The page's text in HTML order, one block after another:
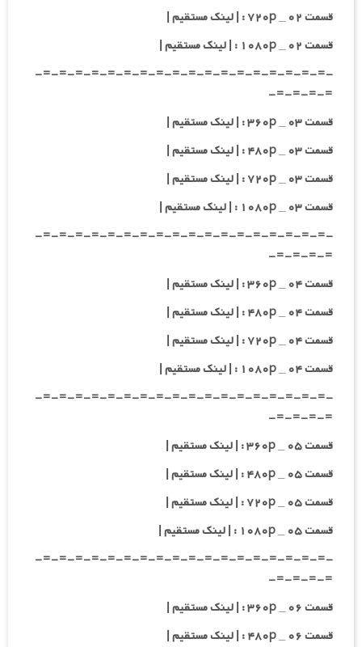
قسمت ۰۲ _ ۷۲۰p : | لینک مستقیم |
قسمت ۰۲ _ ۱۰۸۰p : | لینک مستقیم |
-=-=-=-=-=-=-=-=-=-=-=-=-=-=-=-=-=-=-
=-=-=-=-
قسمت ۰۳ _ ۳۶۰p : | لینک مستقیم |
قسمت ۰۳ _ ۴۸۰p : | لینک مستقیم |
قسمت ۰۳ _ ۷۲۰p : | لینک مستقیم |
قسمت ۰۳ _ ۱۰۸۰p : | لینک مستقیم |
-=-=-=-=-=-=-=-=-=-=-=-=-=-=-=-=-=-=-
=-=-=-=-
قسمت ۰۴ _ ۳۶۰p : | لینک مستقیم |
قسمت ۰۴ _ ۴۸۰p : | لینک مستقیم |
قسمت ۰۴ _ ۷۲۰p : | لینک مستقیم |
قسمت ۰۴ _ ۱۰۸۰p : | لینک مستقیم |
-=-=-=-=-=-=-=-=-=-=-=-=-=-=-=-=-=-=-
=-=-=-=-
قسمت ۰۵ _ ۳۶۰p : | لینک مستقیم |
قسمت ۰۵ _ ۴۸۰p : | لینک مستقیم |
قسمت ۰۵ _ ۷۲۰p : | لینک مستقیم |
قسمت ۰۵ _ ۱۰۸۰p : | لینک مستقیم |
-=-=-=-=-=-=-=-=-=-=-=-=-=-=-=-=-=-=-
=-=-=-=-
قسمت ۰۶ _ ۳۶۰p : | لینک مستقیم |
قسمت ۰۶ _ ۴۸۰p : | لینک مستقیم |